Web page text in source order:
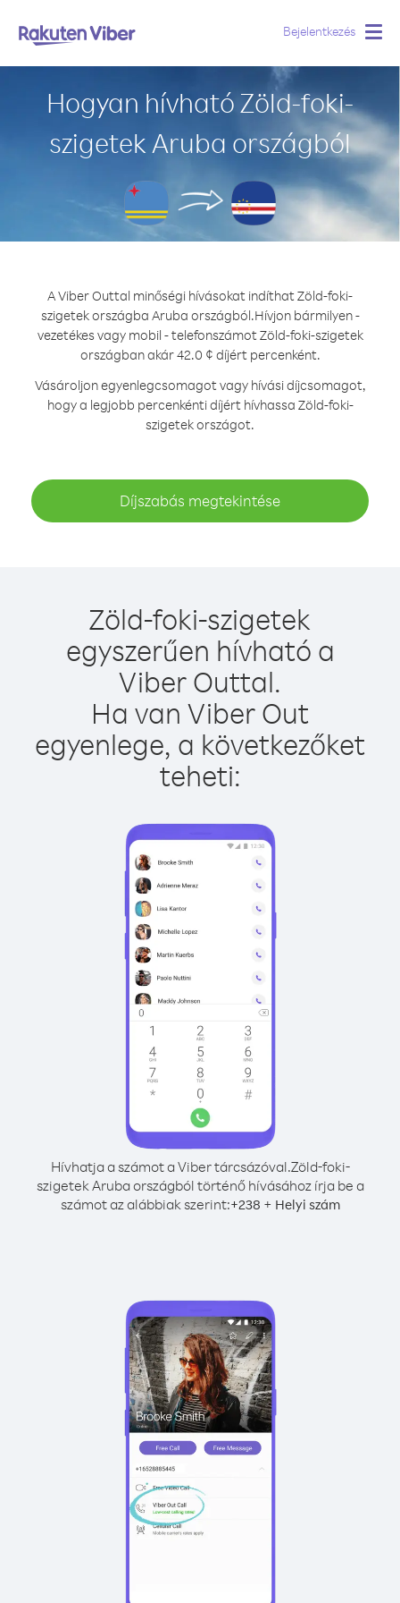
Bejelentkezés
Hogyan hívható Zöld-foki-
szigetek Aruba országból
A Viber Outtal minőségi hívásokat indíthat Zöld-foki-
szigetek országba Aruba országból.Hívjon bármilyen -
vezetékes vagy mobil - telefonszámot Zöld-foki-szigetek
országban akár 42.0 ¢ díjért percenként.
Vásároljon egyenlegcsomagot vagy hívási díjcsomagot,
hogy a legjobb percenkénti díjért hívhassa Zöld-foki-
szigetek országot.
Díjszabás megtekintése
Zöld-foki-szigetek
egyszerűen hívható a
Viber Outtal.
Ha van Viber Out
egyenlege, a következőket
teheti:
Hívhatja a számot a Viber tárcsázóval.Zöld-foki-
szigetek Aruba országból történő hívásához írja be a
számot az alábbiak szerint:+238 + Helyi szám